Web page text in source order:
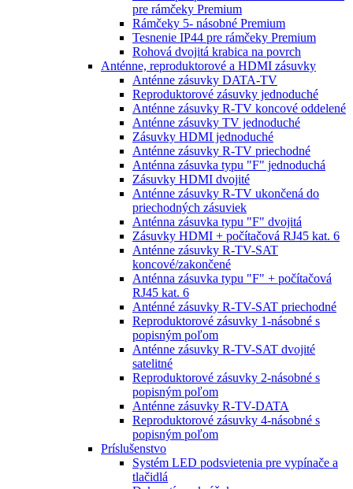
pre rámčeky Premium
Rámčeky 5- násobné Premium
Tesnenie IP44 pre rámčeky Premium
Rohová dvojitá krabica na povrch
Anténne, reproduktorové a HDMI zásuvky
Anténne zásuvky DATA-TV
Reproduktorové zásuvky jednoduché
Anténne zásuvky R-TV koncové oddelené
Anténne zásuvky TV jednoduché
Zásuvky HDMI jednoduché
Anténne zásuvky R-TV priechodné
Anténna zásuvka typu "F" jednoduchá
Zásuvky HDMI dvojité
Anténne zásuvky R-TV ukončená do
priechodných zásuviek
Anténna zásuvka typu "F" dvojitá
Zásuvky HDMI + počítačová RJ45 kat. 6
Anténne zásuvky R-TV-SAT
koncové/zakončené
Anténna zásuvka typu "F" + počítačová
RJ45 kat. 6
Anténné zásuvky R-TV-SAT priechodné
Reproduktorové zásuvky 1-násobné s
popisným poľom
Anténne zásuvky R-TV-SAT dvojité
satelitné
Reproduktorové zásuvky 2-násobné s
popisným poľom
Anténne zásuvky R-TV-DATA
Reproduktorové zásuvky 4-násobné s
popisným poľom
Príslušenstvo
Systém LED podsvietenia pre vypínače a
tlačidlá